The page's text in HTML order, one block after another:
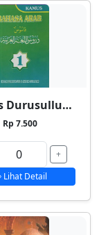
Kamus Durusullughah 1
Rp 7.500
+
Lihat Detail